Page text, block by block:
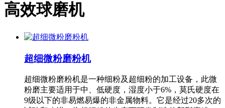
高效球磨机
超细微粉磨粉机
超细微粉磨粉机是一种细粉及超细粉的加工设备，此微
粉磨主要适用于中、低硬度，湿度小于6%，莫氏硬度在
9级以下的非易燃易爆的非金属物料。它是经过20多次的